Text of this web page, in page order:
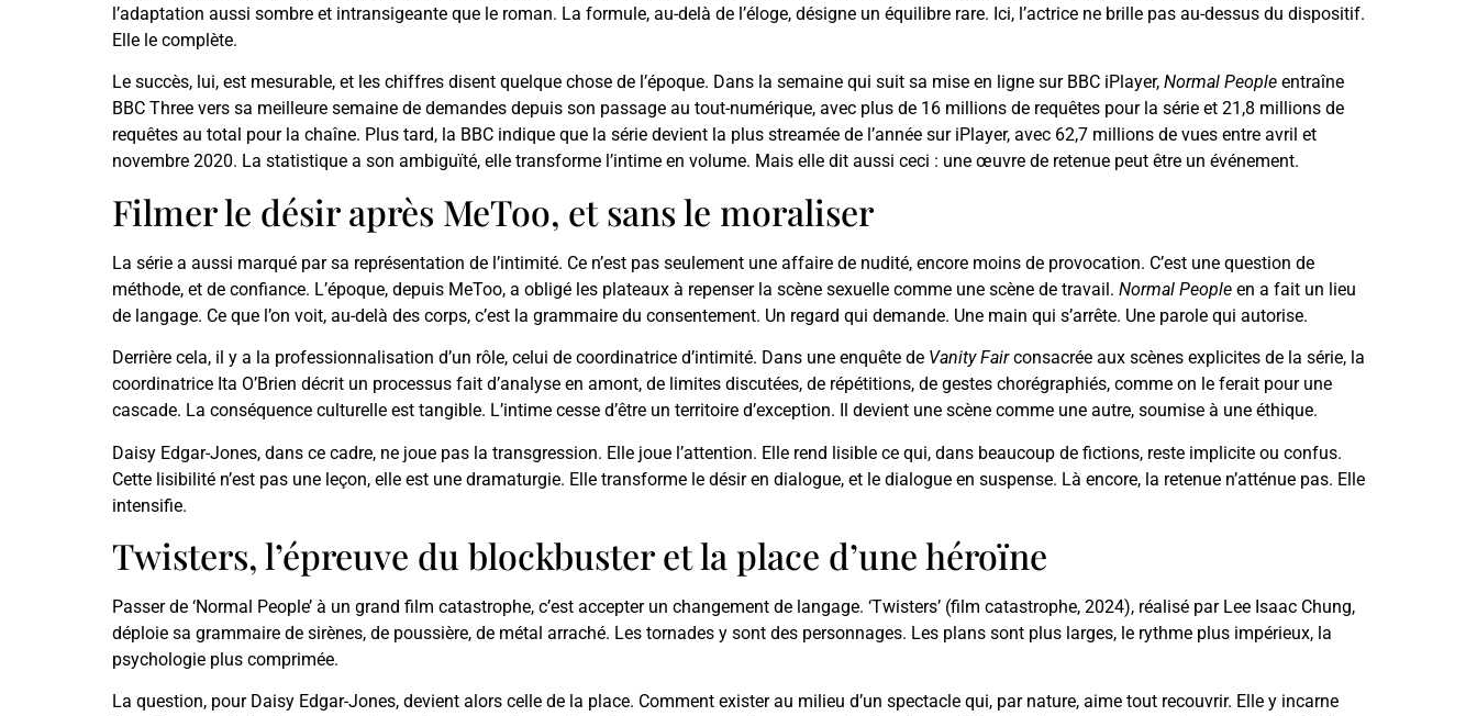
l’adaptation aussi sombre et intransigeante que le roman. La formule, au-delà de l’éloge, désigne un équilibre rare. Ici, l’actrice ne brille pas au-dessus du dispositif.
Elle le complète.
Le succès, lui, est mesurable, et les chiffres disent quelque chose de l’époque. Dans la semaine qui suit sa mise en ligne sur BBC iPlayer, Normal People entraîne
BBC Three vers sa meilleure semaine de demandes depuis son passage au tout-numérique, avec plus de 16 millions de requêtes pour la série et 21,8 millions de
requêtes au total pour la chaîne. Plus tard, la BBC indique que la série devient la plus streamée de l’année sur iPlayer, avec 62,7 millions de vues entre avril et
novembre 2020. La statistique a son ambiguïté, elle transforme l’intime en volume. Mais elle dit aussi ceci : une œuvre de retenue peut être un événement.
Filmer le désir après MeToo, et sans le moraliser
La série a aussi marqué par sa représentation de l’intimité. Ce n’est pas seulement une affaire de nudité, encore moins de provocation. C’est une question de
méthode, et de confiance. L’époque, depuis MeToo, a obligé les plateaux à repenser la scène sexuelle comme une scène de travail. Normal People en a fait un lieu
de langage. Ce que l’on voit, au-delà des corps, c’est la grammaire du consentement. Un regard qui demande. Une main qui s’arrête. Une parole qui autorise.
Derrière cela, il y a la professionnalisation d’un rôle, celui de coordinatrice d’intimité. Dans une enquête de Vanity Fairconsacrée aux scènes explicites de la série, la
coordinatrice Ita O’Brien décrit un processus fait d’analyse en amont, de limites discutées, de répétitions, de gestes chorégraphiés, comme on le ferait pour une
cascade. La conséquence culturelle est tangible. L’intime cesse d’être un territoire d’exception. Il devient une scène comme une autre, soumise à une éthique.
Daisy Edgar-Jones, dans ce cadre, ne joue pas la transgression. Elle joue l’attention. Elle rend lisible ce qui, dans beaucoup de fictions, reste implicite ou confus.
Cette lisibilité n’est pas une leçon, elle est une dramaturgie. Elle transforme le désir en dialogue, et le dialogue en suspense. Là encore, la retenue n’atténue pas. Elle
intensifie.
Twisters, l’épreuve du blockbuster et la place d’une héroïne
Passer de ‘Normal People’ à un grand film catastrophe, c’est accepter un changement de langage. ‘Twisters’ (film catastrophe, 2024), réalisé par Lee Isaac Chung,
déploie sa grammaire de sirènes, de poussière, de métal arraché. Les tornades y sont des personnages. Les plans sont plus larges, le rythme plus impérieux, la
psychologie plus comprimée.
La question, pour Daisy Edgar-Jones, devient alors celle de la place. Comment exister au milieu d’un spectacle qui, par nature, aime tout recouvrir. Elle y incarne